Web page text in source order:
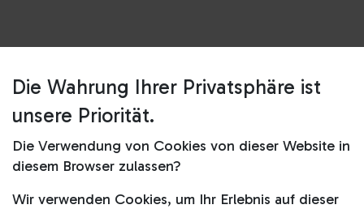
SI 7160 BL Dampfbügeleisen TexStyle 7 Pro
SI 7160 BL Dampfbügeleisen
TexStyle 7 Pro
Die Wahrung Ihrer Privatsphäre ist
unsere Priorität.
Die Verwendung von Cookies von dieser Website in
diesem Browser zulassen?
Wir verwenden Cookies, um Ihr Erlebnis auf dieser